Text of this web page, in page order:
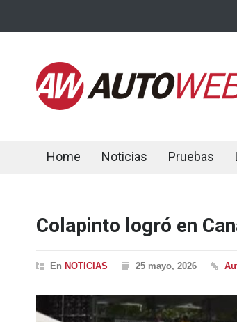
Home Noticias Pruebas
Colapinto logró en
En NOTICIAS 25 mayo, 2026